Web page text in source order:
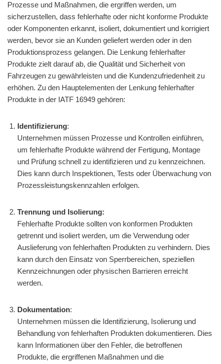
Prozesse und Maßnahmen, die ergriffen werden, um
sicherzustellen, dass fehlerhafte oder nicht konforme Produkte
oder Komponenten erkannt, isoliert, dokumentiert und korrigiert
werden, bevor sie an Kunden geliefert werden oder in den
Produktionsprozess gelangen. Die Lenkung fehlerhafter
Produkte zielt darauf ab, die Qualität und Sicherheit von
Fahrzeugen zu gewährleisten und die Kundenzufriedenheit zu
erhöhen. Zu den Hauptelementen der Lenkung fehlerhafter
Produkte in der IATF 16949 gehören:
Identifizierung:
Unternehmen müssen Prozesse und Kontrollen einführen,
um fehlerhafte Produkte während der Fertigung, Montage
und Prüfung schnell zu identifizieren und zu kennzeichnen.
Dies kann durch Inspektionen, Tests oder Überwachung von
Prozessleistungskennzahlen erfolgen.
Trennung und Isolierung:
Fehlerhafte Produkte sollten von konformen Produkten
getrennt und isoliert werden, um die Verwendung oder
Auslieferung von fehlerhaften Produkten zu verhindern. Dies
kann durch den Einsatz von Sperrbereichen, speziellen
Kennzeichnungen oder physischen Barrieren erreicht
werden.
Dokumentation:
Unternehmen müssen die Identifizierung, Isolierung und
Behandlung von fehlerhaften Produkten dokumentieren. Dies
kann Informationen über den Fehler, die betroffenen
Produkte, die ergriffenen Maßnahmen und die